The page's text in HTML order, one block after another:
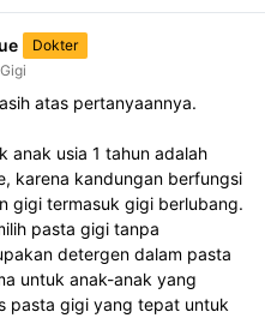
Dokter
Gigi
atas pertanyaannya.
anak usia 1 tahun adalah
karena kandungan berfungsi
gigi termasuk gigi berlubang.
pasta gigi tanpa
detergen dalam pasta
untuk anak-anak yang
pasta gigi yang tepat untuk